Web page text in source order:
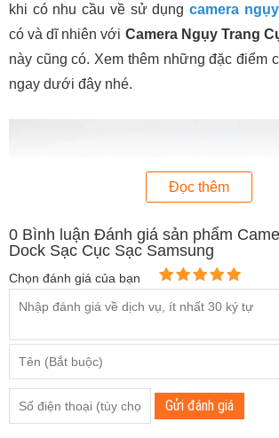
khi có nhu cầu về sử dụngcamera
có và dĩ nhiên với Camera Ngụy Trang
này cũng có. Xem thêm những đặc điểm
ngay dưới đây nhé.
Mẫu camera ngụy trang dock sạc
ƯU ĐIỂM CỦA CAMERA NGỤY
Đọc thêm
0 Bình luận Đánh giá sản phẩm
Dock Sạc Cục Sạc Samsung
Chọn đánh giá của bạn
Gửi đánh giá